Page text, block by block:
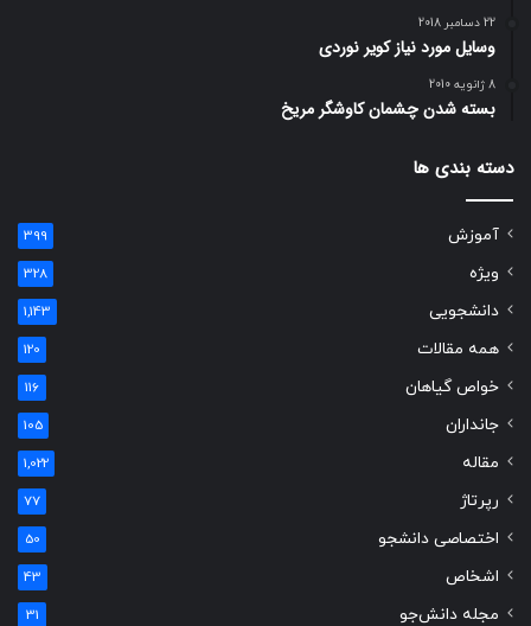
22 دسامبر 2018
وسایل مورد نیاز کویر نوردی
8 ژانویه 2010
بسته شدن چشمان کاوشگر مريخ
دسته بندی ها
آموزش 399
ویژه 328
دانشجویی 1,143
همه مقالات 120
خواص گیاهان 116
جانداران 105
مقاله 1,022
رپرتاژ 77
اختصاصی دانشجو 50
اشخاص 43
مجله دانش‌جو 31